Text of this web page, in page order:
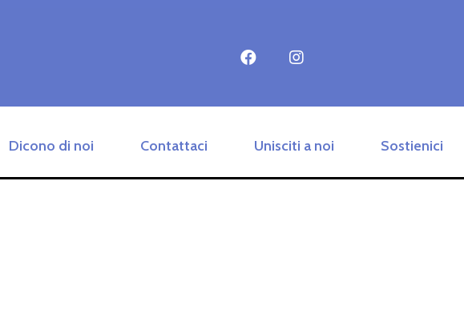
Dicono di noi Contattaci Unisciti a noi Sostienici